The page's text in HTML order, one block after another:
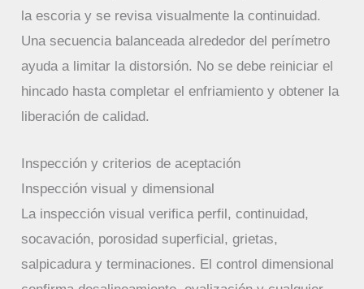
la escoria y se revisa visualmente la continuidad.
Una secuencia balanceada alrededor del perímetro
ayuda a limitar la distorsión. No se debe reiniciar el
hincado hasta completar el enfriamiento y obtener la
liberación de calidad.
Inspección y criterios de aceptación
Inspección visual y dimensional
La inspección visual verifica perfil, continuidad,
socavación, porosidad superficial, grietas,
salpicadura y terminaciones. El control dimensional